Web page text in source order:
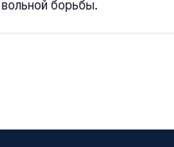
борьбы.